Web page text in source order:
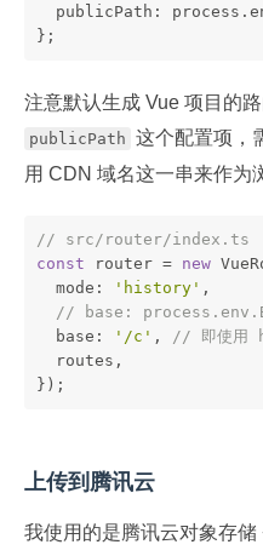
publicPath:
};
注意默认生成 Vue 项目的
publicPath 这个配置项，
用 CDN 域名这一串来作为
// src/router/index.ts
const router = new
  mode:
'history' ,
// base:
  base:
'/c' ,
// 即使用
  routes,
});
上传到腾讯云
我使用的是腾讯云对象存